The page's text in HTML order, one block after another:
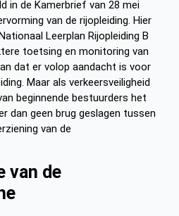
in de Kamerbrief van 28 mei
van de rijopleiding. Hier
Leerplan Rijopleiding B
toetsing en monitoring van
dat er volop aandacht is voor
Maar als verkeersveiligheid
beginnende bestuurders het
dan geen brug geslagen tussen
van de
van de